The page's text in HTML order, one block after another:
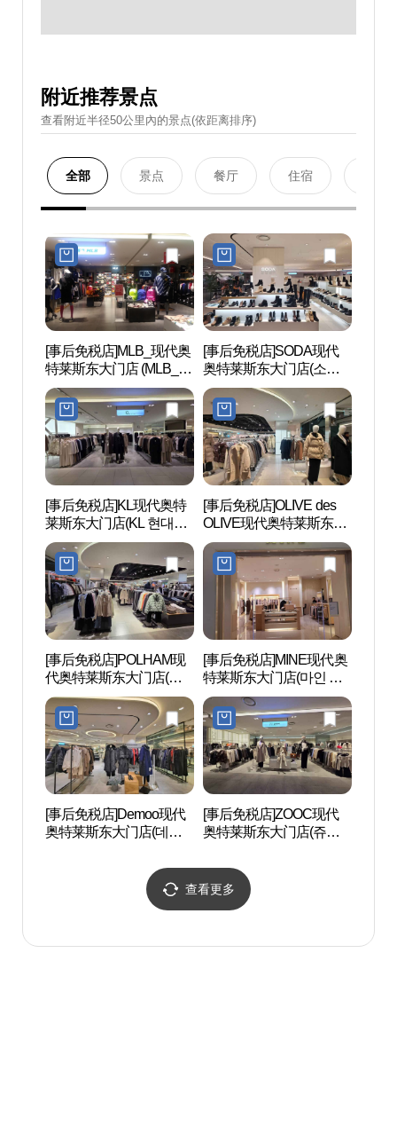
附近推荐景点
查看附近半径50公里內的景点(依距离排序)
全部 景点 餐厅 住宿
[事后免税店]MLB_现代奥
特莱斯东大门店 (MLB_현
대(아)동대문)
[事后免税店]SODA现代
奥特莱斯东大门店(소다
현대아울렛 동대문점)
[事后免税店]KL现代奥特
莱斯东大门店(KL 현대아
울렛 동대문점)
[事后免税店]OLIVE des
OLIVE现代奥特莱斯东大
门店(올리브데올리브 현
대아울렛 동대문점)
[事后免税店]POLHAM现
代奥特莱斯东大门店(폴
햄 현대아울렛 동대문점)
[事后免税店]MINE现代奥
特莱斯东大门店(마인 현
대아울렛 동대문점)
[事后免税店]Demoo现代
奥特莱斯东大门店(데무
[事后免税店]ZOOC现代
奥特莱斯东大门店(쥬크
查看更多